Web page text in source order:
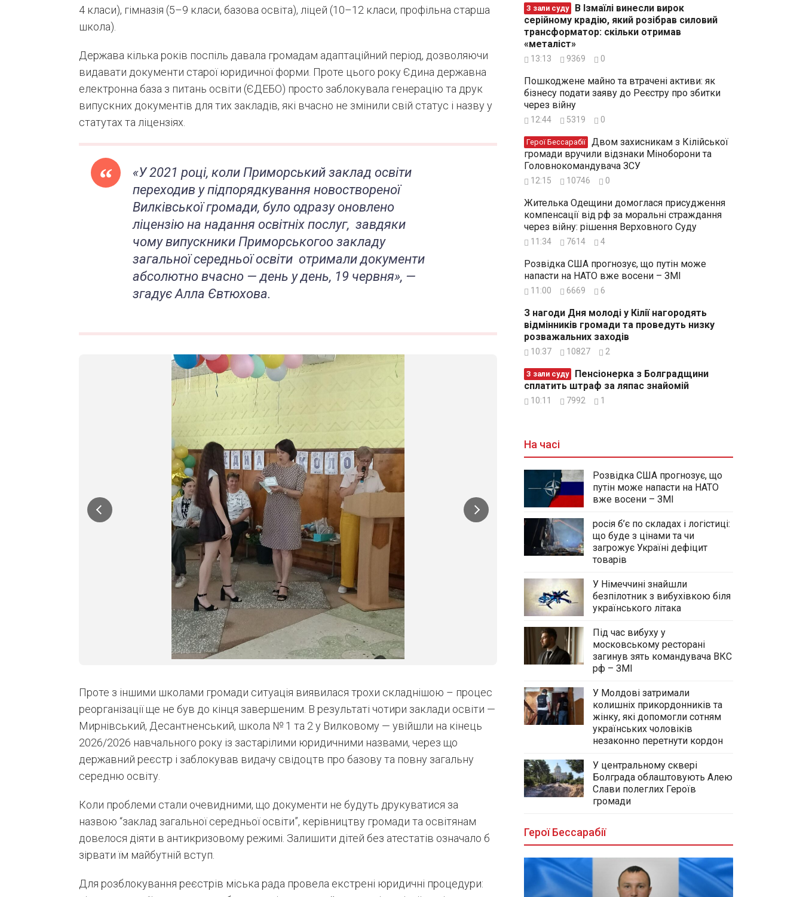
4 класи), гімназія (5–9 класи, базова освіта), ліцей (10–12 класи, профільна старша
школа).
Держава кілька років поспіль давала громадам адаптаційний період, дозволяючи
видавати документи старої юридичної форми. Проте цього року Єдина державна
електронна база з питань освіти (ЄДЕБО) просто заблокувала генерацію та друк
випускних документів для тих закладів, які вчасно не змінили свій статус і назву у
статутах та ліцензіях.
«У 2021 році, коли Приморський заклад освіти
переходив у підпорядкування новоствореної
Вилківської громади, було одразу оновлено
ліцензію на надання освітніх послуг, завдяки
чому випускники Приморськогоо закладу
загальної середньої освіти отримали документи
абсолютно вчасно — день у день, 19 червня», —
згадує Алла Євтюхова.
Проте з іншими школами громади ситуація виявилася трохи складнішою – процес
реорганізації ще не був до кінця завершеним. В результаті чотири заклади освіти —
Мирнівський, Десантненський, школа № 1 та 2 у Вилковому — увійшли на кінець
2026/2026 навчального року із застарілими юридичними назвами, через що
державний реєстр і заблокував видачу свідоцтв про базову та повну загальну
середню освіту.
Коли проблеми стали очевидними, що документи не будуть друкуватися за
назвою “заклад загальної середньої освіти”, керівництву громади та освітянам
довелося діяти в антикризовому режимі. Залишити дітей без атестатів означало б
зірвати їм майбутній вступ.
Для розблокування реєстрів міська рада провела екстрені юридичні процедури:
З зали суду
серійному крадію, який розібрав силовий
трансформатор: скільки отримав
«металіст»
13:13 9369 0
Пошкоджене майно та втрачені активи: як
бізнесу подати заяву до Реєстру про збитки
через війну
12:44 5319 0
Герої Бессарабії
громади вручили відзнаки Міноборони та
Головнокомандувача ЗСУ
12:15 10746 0
Жителька Одещини домоглася присудження
компенсації від рф за моральні страждання
через війну: рішення Верховного Суду
11:34 7614 4
Розвідка США прогнозує, що путін може
напасти на НАТО вже восени – ЗМІ
11:00 6669 6
З нагоди Дня молоді у Кілії нагородять
відмінників громади та проведуть низку
розважальних заходів
10:37 10827 2
З зали суду
сплатить штраф за ляпас знайомій
10:11 7992 1
На часі
Розвідка США прогнозує, що
путін може напасти на НАТО
вже восени – ЗМІ
росія б’є по складах і логістиці:
що буде з цінами та чи
загрожує Україні дефіцит
товарів
У Німеччині знайшли
безпілотник з вибухівкою біля
українського літака
Під час вибуху у
московському ресторані
загинув зять командувача ВКС
рф – ЗМІ
У Молдові затримали
колишніх прикордонників та
жінку, які допомогли сотням
українських чоловіків
незаконно перетнути кордон
У центральному сквері
Болграда облаштовують Алею
Слави полеглих Героїв
громади
Герої Бессарабії